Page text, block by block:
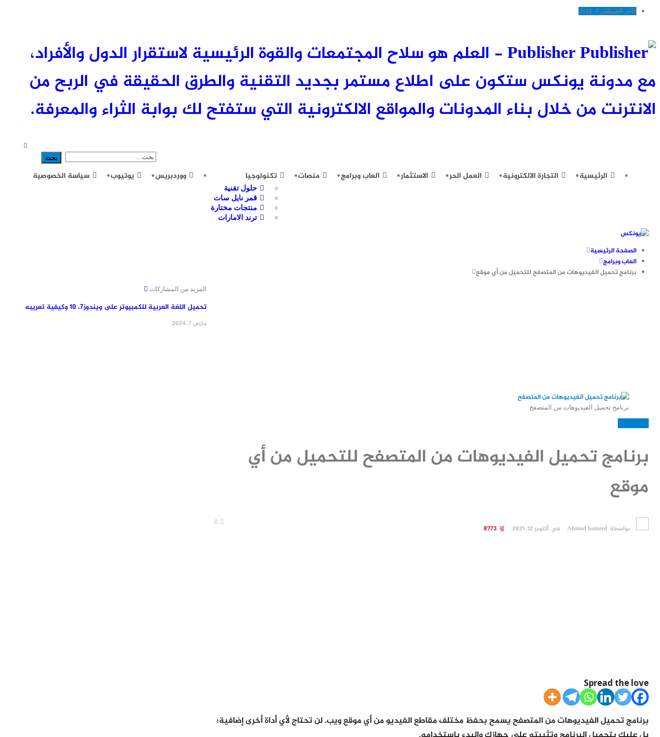
الأحد, أغسطس 9, 2026
Publisher - العلم هو سلاح المجتمعات والقوة الرئيسية لاستقرار الدول والأفراد،
مع مدونة يونكس ستكون على اطلاع مستمر بجديد التقنية والطرق الحقيقة في الربح من
الانترنت من خلال بناء المدونات والمواقع الالكترونية التي ستفتح لك بوابة الثراء والمعرفة.
الرئيسية التجارة الالكترونية العمل الحر الاستثمار العاب وبرامج منصات تكنولوجيا
حلول تقنية
قمر نايل سات
منتجات مختارة
ترند الامارات
ووردبريس يوتيوب سياسة الخصوصية
الصفحة الرئيسية
العاب وبرامج
برنامج تحميل الفيديوهات من المتصفح للتحميل من أي موقع
برنامج تحميل الفيديوهات من المتصفح
برنامج تحميل الفيديوهات من المتصفح للتحميل من أي
موقع
بواسطة Ahmad hameed في أكتوبر 12, 2021
0
Spread the love
برنامج تحميل الفيديوهات من المتصفح يسمح بحفظ مختلف مقاطع الفيديو من أي موقع ويب. لن تحتاج لأي أداة أخرى إضافية؛
المزيد من المشاركات
تحميل اللغة العربية للكمبيوتر على ويندوز7، 10 وكيفية تعريبه
مارس 7, 2024